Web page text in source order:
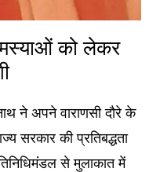
को लेकर
ने अपने वाराणसी दौरे के
सरकार की प्रतिबद्धता
से मुलाकात में